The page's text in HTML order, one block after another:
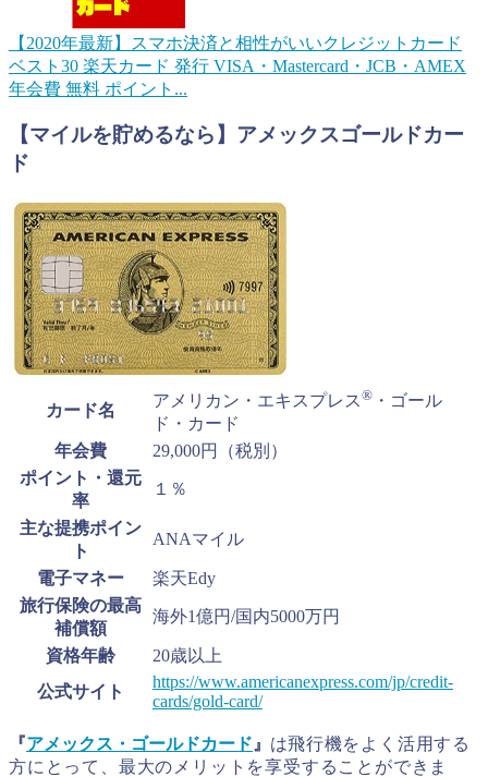
【2020年最新】スマホ決済と相性がいいクレジットカード
ベスト30 楽天カード 発行 VISA・Mastercard・JCB・AMEX
年会費 無料 ポイント...
【マイルを貯めるなら】アメックスゴールドカー
ド
カード名
アメリカン・エキスプレス ® ・ゴール
ド・カード
年会費
29,000円（税別）
ポイント・還元
率
１％
主な提携ポイン
ト
ANAマイル
電子マネー
楽天Edy
旅行保険の最高
補償額
海外1億円/国内5000万円
資格年齢
20歳以上
公式サイト
https://www.americanexpress.com/jp/credit-
cards/gold-card/
『アメックス・ゴールドカード 』 は飛行機をよく活用する
方にとって、最大のメリットを享受することができま